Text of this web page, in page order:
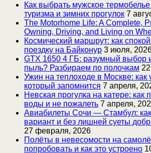
Как выбрать мужское
туризма и зимних прогулок 7
The Motorhome Life: A Complete,
Owning, Driving, and Living on
Космический маршрут: как
поездку на Байконур 3 июля,
GTX 1650 4 ГБ: разумный выбор
пыль? Разбираем по полочкам
Ужин на теплоходе в Москве: как
который запомнится 7 апреля,
Невская прогулка на катере: как
воды и не пожалеть 7 апреля,
Авиабилеты Сочи — Стамбул:
вариант и без лишней суеты
27 февраля, 2026
Полёты в невесомости на
попробовать и как это устроено